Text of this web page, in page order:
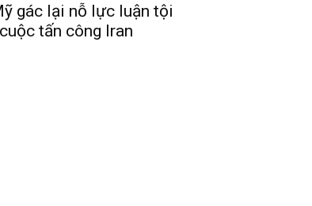
gác lại nỗ lực luận tội
tấn công Iran